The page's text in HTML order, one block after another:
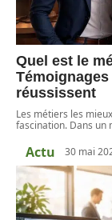
Quel est le
réussissent
Les métiers les
fascination. Dans un
Actu 30 mai